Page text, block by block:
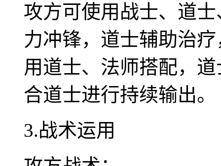
攻方可使用战士、道
力冲锋，道士辅助治
用道士、法师搭配，
合道士进行持续输出。
3.战术运用